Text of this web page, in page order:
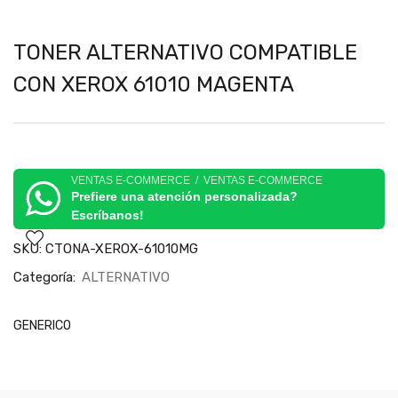
TONER ALTERNATIVO COMPATIBLE
CON XEROX 61010 MAGENTA
VENTAS E-COMMERCE / VENTAS E-COMMERCE
Prefiere una atención personalizada?
Escríbanos!
SKU: CTONA-XEROX-61010MG
Categoría: ALTERNATIVO
GENERICO